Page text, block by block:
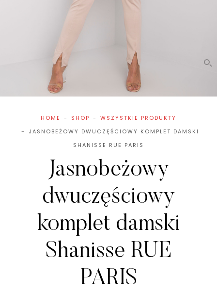
HOME SHOP
WSZYSTKIE PRODUKTY
JASNOBEŻOWY DWUCZĘŚCIOWY KOMPLET DAMSKI
SHANISSE RUE PARIS
Jasnobeżowy
dwuczęściowy
komplet damski
Shanisse RUE
PARIS